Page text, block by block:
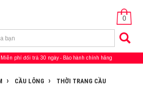
0
Miễn phí đổi trả 30 ngày Bảo hành chính hãng
CẦU LÔNG
THỜI TRANG CẦU